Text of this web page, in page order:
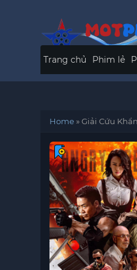
Trang chủ Phim lẻ
Home»Giải Cứu